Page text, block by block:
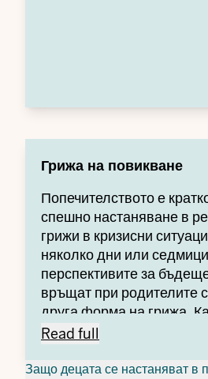
Грижа на повикване
Попечителството е
спешно настаняване в
грижи в кризисни
няколко дни или
перспективите за
връщат при родителите
друга форма на грижа.
в дежурна грижа трябва
кратки, временни
Грижа на повикване -
Read full
Защо децата се настаняват в